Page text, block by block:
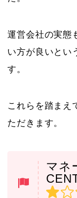
運営会社の実態
い方が良いとい
す。
これらを踏まえ
ただきます。
マネ